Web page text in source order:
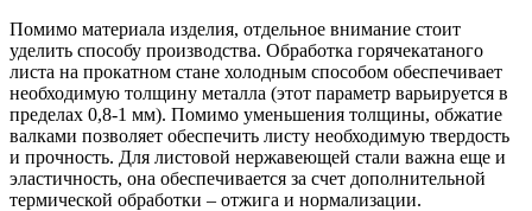
Помимо материала изделия, отдельное внимание стоит
уделить способу производства. Обработка горячекатаного
листа на прокатном стане холодным способом обеспечивает
необходимую толщину металла (этот параметр варьируется в
пределах 0,8-1 мм). Помимо уменьшения толщины, обжатие
валками позволяет обеспечить листу необходимую твердость
и прочность. Для листовой нержавеющей стали важна еще и
эластичность, она обеспечивается за счет дополнительной
термической обработки – отжига и нормализации.